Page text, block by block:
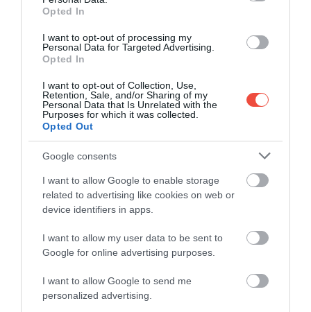
Opted In
I want to opt-out of processing my
Personal Data for Targeted Advertising.
Opted In
I want to opt-out of Collection, Use,
Retention, Sale, and/or Sharing of my
Personal Data that Is Unrelated with the
Purposes for which it was collected.
Opted Out
Google consents
I want to allow Google to enable storage
related to advertising like cookies on web or
device identifiers in apps.
I want to allow my user data to be sent to
Google for online advertising purposes.
I want to allow Google to send me
personalized advertising.
restaurante și pensiuni, iar turismul a crescut cu 900
mai degrabă calm și sigur decât „viral”:
are spital,
școli, cinematograf, terenuri de sport, iar marea
se află la doar 40 de minute cu mașina.
excursiile de o zi sunt un șir de clasice siciliene:
templele grecești de la Agrigento, falezele Scala dei
Turchi, mozaicurile de la Villa Romana del Casale –
toate la aproximativ o oră.
A cumpărat o casă în Sicilia la un
euro! Iată cum arată acum locuința sa